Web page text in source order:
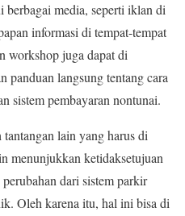
media, seperti iklan di
informasi di tempat-tempat
workshop juga dapat di
panduan langsung tentang cara
sistem pembayaran nontunai.
lain yang harus di
menunjukkan ketidaksetujuan
dari sistem parkir
Oleh karena itu, hal ini bisa di